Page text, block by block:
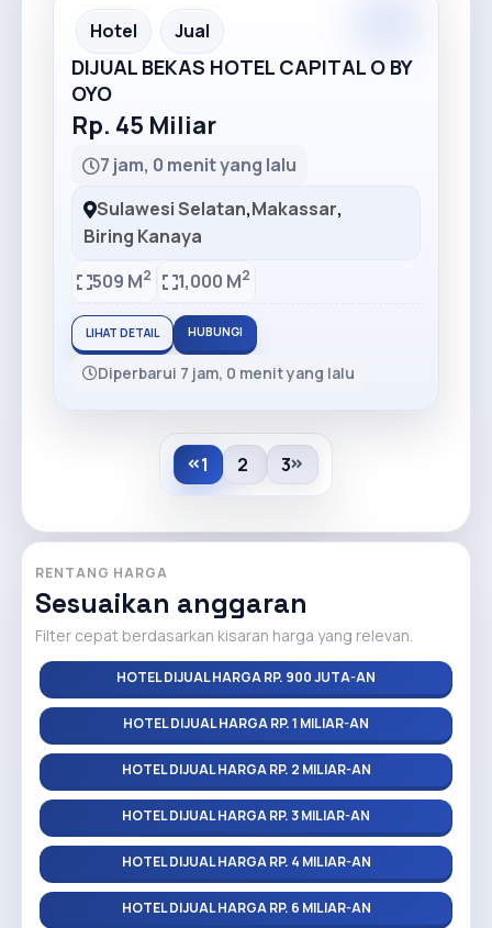
Recommended
Hotel Jual
DIJUAL BEKAS HOTEL CAPITAL O BY
OYO
Rp. 45 Miliar
7 jam, 0 menit yang lalu
Sulawesi Selatan,Makassar,
Biring Kanaya
509 M2 1,000 M2
LIHAT DETAIL HUBUNGI
Diperbarui 7 jam, 0 menit yang lalu
1 2 3
RENTANG HARGA
Sesuaikan anggaran
Filter cepat berdasarkan kisaran harga yang relevan.
HOTEL DIJUAL HARGA RP. 900 JUTA-AN
HOTEL DIJUAL HARGA RP. 1 MILIAR-AN
HOTEL DIJUAL HARGA RP. 2 MILIAR-AN
HOTEL DIJUAL HARGA RP. 3 MILIAR-AN
HOTEL DIJUAL HARGA RP. 4 MILIAR-AN
HOTEL DIJUAL HARGA RP. 6 MILIAR-AN